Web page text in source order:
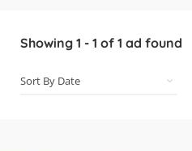
Showing 1 - 1 of 1 ad found